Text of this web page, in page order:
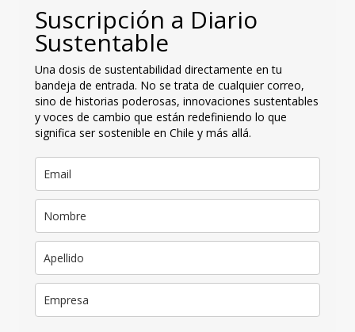
Suscripción a Diario
Sustentable
Una dosis de sustentabilidad directamente en tu
bandeja de entrada. No se trata de cualquier correo,
sino de historias poderosas, innovaciones sustentables
y voces de cambio que están redefiniendo lo que
significa ser sostenible en Chile y más allá.